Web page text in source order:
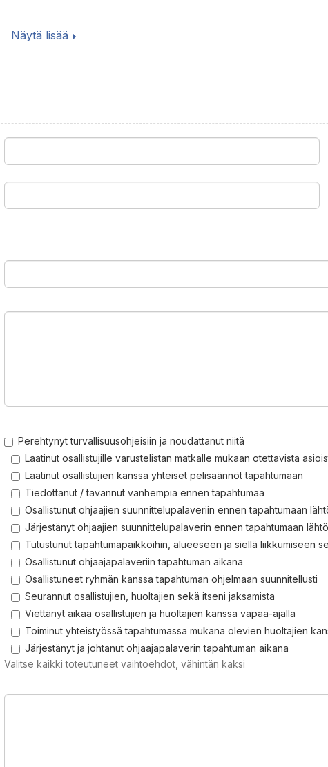
Näytä lisää
Perehtynyt turvallisuusohjeisiin ja noudattanut niitä
Laatinut osallistujille varustelistan matkalle mukaan otettavista
Laatinut osallistujien kanssa yhteiset pelisäännöt tapahtumaan
Tiedottanut / tavannut vanhempia ennen tapahtumaa
Osallistunut ohjaajien suunnittelupalaveriin ennen tapahtumaan
Järjestänyt ohjaajien suunnittelupalaverin ennen tapahtumaan
Tutustunut tapahtumapaikkoihin, alueeseen ja siellä liikkumiseen
Osallistunut ohjaajapalaveriin tapahtuman aikana
Osallistuneet ryhmän kanssa tapahtuman ohjelmaan suunnitellusti
Seurannut osallistujien, huoltajien sekä itseni jaksamista
Viettänyt aikaa osallistujien ja huoltajien kanssa vapaa-ajalla
Toiminut yhteistyössä tapahtumassa mukana olevien huoltajien
Järjestänyt ja johtanut ohjaajapalaverin tapahtuman aikana
Valitse kaikki toteutuneet vaihtoehdot, vähintän kaksi